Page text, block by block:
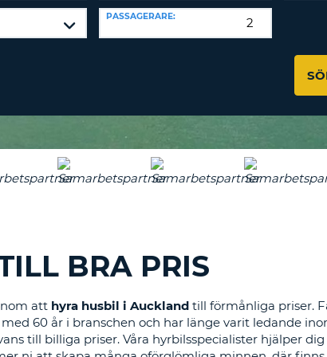
TECKEN
LITEN
MINST
TECKEN
LÖSENORD
CANCEL
RESEBYRÅER & WEB-
LOGGA IN HÄR
PASSAGERARE:
BRA PRIS
att hyra husbil i Auckland till förmånliga priser.
60 år i branschen och har länge varit ledande
till billiga priser. Våra hyrbilsspecialister hjälper